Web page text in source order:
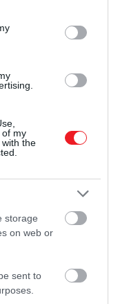
in below Google
of my
the
storage
on web or
sent to
Empyreum, amely
idő, irány vagy
lakhelyeként,
ered.
először egy
alakult, majd egy
Ennek szirmai
lelkek,
ragyogott,
képes elviselni.
tűnik ehhez a
kompozíciós
lent, háttal a